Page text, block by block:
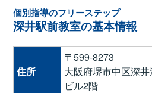
個別指導のフリーステップ
深井駅前教室の基本情報
住所
〒599-8273
大阪府堺市中区深
ビル2階